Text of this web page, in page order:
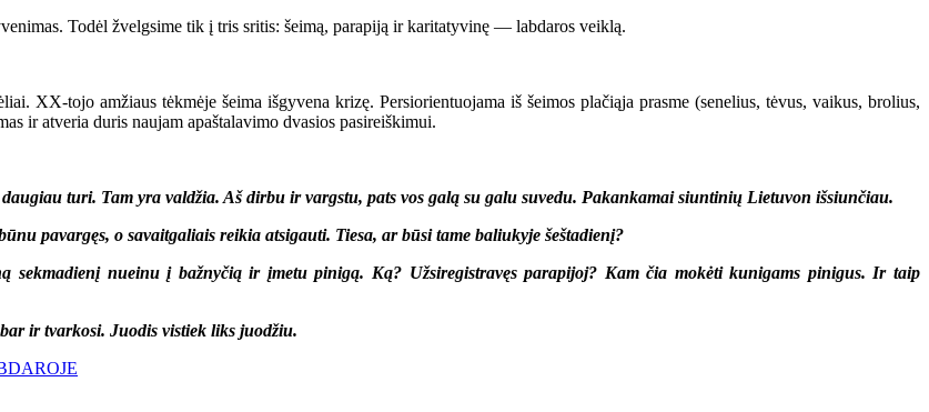
Todėl žvelgsime tik į tris sritis: šeimą, parapiją ir karitatyvinę — labdaros veiklą.
XX-tojo amžiaus tėkmėje šeima išgyvena krizę. Persiorientuojama iš šeimos plačiąja prasme (senelius, tėvus, vaikus, brolius,
ir atveria duris naujam apaštalavimo dvasios pasireiškimui.
turi. Tam yra valdžia. Aš dirbu ir vargstu, pats vos galą su galu suvedu. Pakankamai siuntinių Lietuvon išsiunčiau.
pavargęs, o savaitgaliais reikia atsigauti. Tiesa, ar būsi tame baliukyje šeštadienį?
nueinu į bažnyčią ir įmetu pinigą. Ką? Užsiregistravęs parapijoj? Kam čia mokėti kunigams pinigus. Ir taip
ir tvarkosi. Juodis vistiek liks juodžiu.